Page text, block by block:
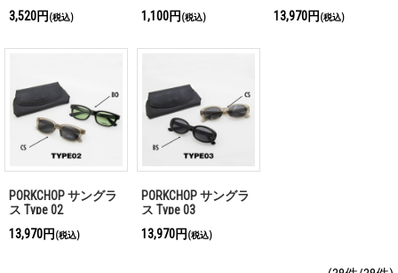
3,520円 (税込)
1,100円 (税込)
13,970円 (税込)
PORKCHOP サングラ
ス Type 02
13,970円 (税込)
PORKCHOP サングラ
ス Type 03
13,970円 (税込)